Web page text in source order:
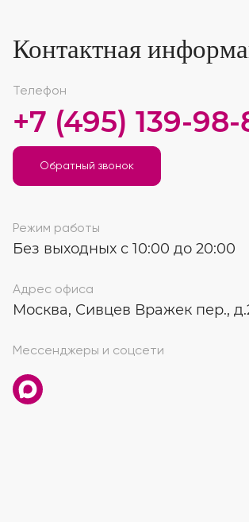
Контактная
Телефон
+7 (495) 139-
Обратный звонок
Режим работы
Без выходных с 10:00 до 20:00
Адрес офиса
Москва, Сивцев Вражек пер.,
Мессенджеры и соцсети